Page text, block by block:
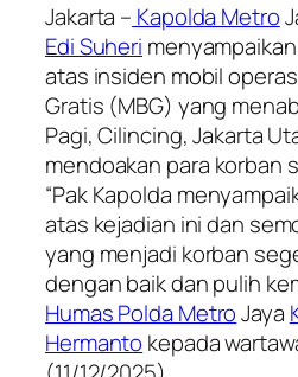
Jakarta – Kapolda Metro
Edi Suheri
atas insiden mobil
Gratis (MBG) yang
Pagi, Cilincing, Jakarta
mendoakan para korban
“Pak Kapolda
atas kejadian ini dan
yang menjadi korban
dengan baik dan pulih
Humas Polda MetroJaya
Hermanto kepada